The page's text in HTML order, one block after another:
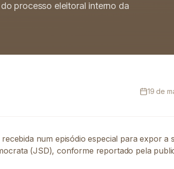
processo eleitoral interno da
19 de
num episódio especial para expor a
(JSD), conforme reportado pela